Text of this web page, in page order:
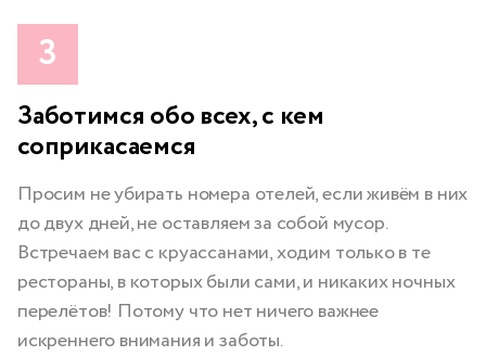
Заботимся обо всех, с кем
соприкасаемся
Просим не убирать номера отелей, если живём в них
до двух дней, не оставляем за собой мусор.
Встречаем вас с круассанами, ходим только в те
рестораны, в которых были сами, и никаких ночных
перелётов! Потому что нет ничего важнее
искреннего внимания и заботы.